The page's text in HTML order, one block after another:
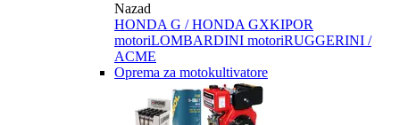
Nazad
HONDA G / HONDA GXKIPOR
motoriLOMBARDINI motoriRUGGERINI /
ACME
Oprema za motokultivatore